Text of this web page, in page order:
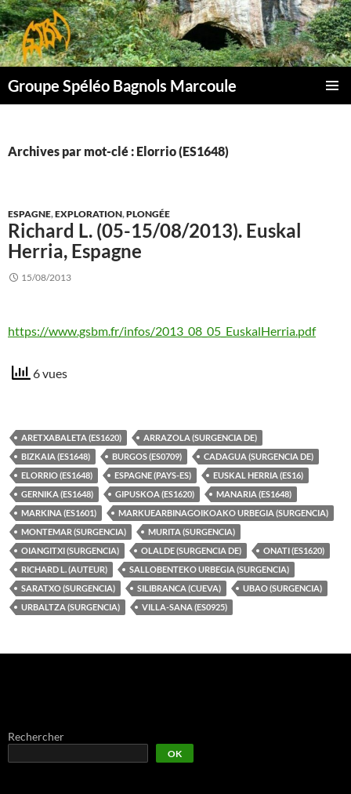
Aller
au
contenu
Groupe Spéléo Bagnols Marcoule
Archives par mot-clé : Elorrio (ES1648)
ESPAGNE,EXPLORATION,PLONGÉE
Richard L. (05-15/08/2013). Euskal
Herria, Espagne
15/08/2013
https://www.gsbm.fr/infos/2013_08_05_EuskalHerria.pdf
6 vues
ARETXABALETA (ES1620)
ARRAZOLA (SURGENCIA DE)
BIZKAIA (ES1648)
BURGOS (ES0709)
CADAGUA (SURGENCIA DE)
ELORRIO (ES1648)
ESPAGNE (PAYS-ES)
EUSKAL HERRIA (ES16)
GERNIKA (ES1648)
GIPUSKOA (ES1620)
MANARIA (ES1648)
MARKINA (ES1601)
MARKUEARBINAGOIKOAKO URBEGIA (SURGENCIA)
MONTEMAR (SURGENCIA)
MURITA (SURGENCIA)
OIANGITXI (SURGENCIA)
OLALDE (SURGENCIA DE)
ONATI (ES1620)
RICHARD L. (AUTEUR)
SALLOBENTEKO URBEGIA (SURGENCIA)
SARATXO (SURGENCIA)
SILIBRANCA (CUEVA)
UBAO (SURGENCIA)
URBALTZA (SURGENCIA)
VILLA-SANA (ES0925)
Rechercher
OK